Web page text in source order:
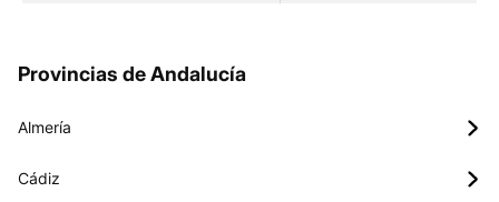
Provincias de Andalucía
Almería
Cádiz